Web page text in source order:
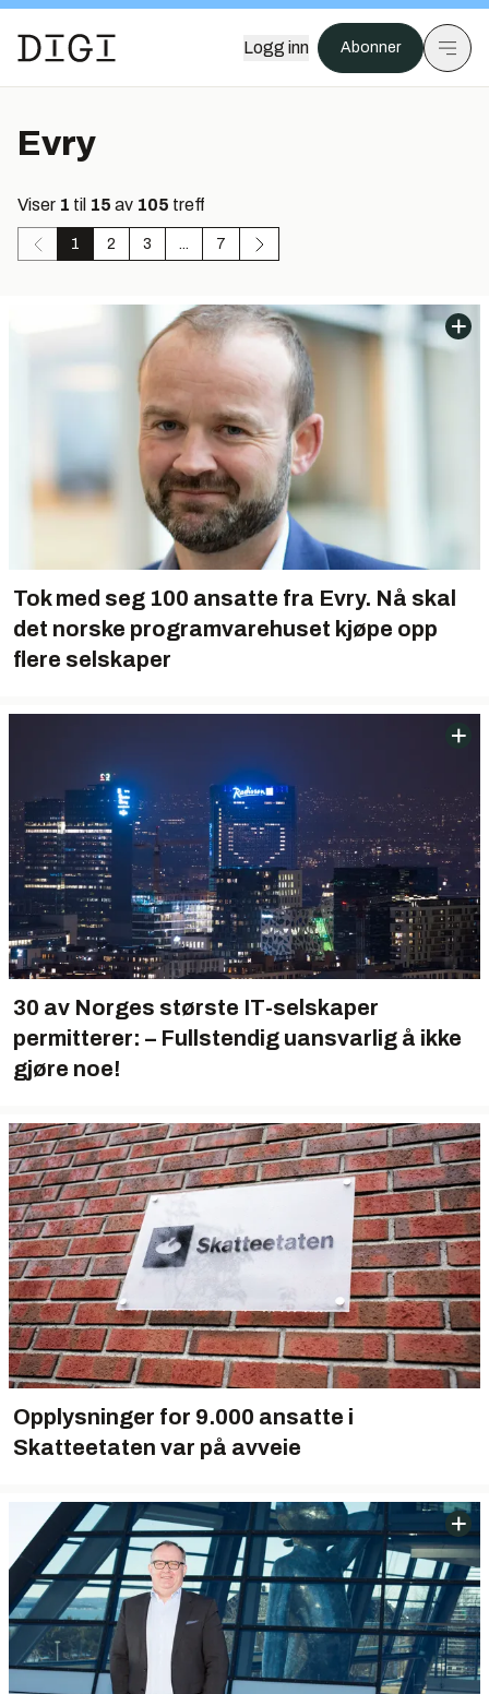
Logg inn Abonner
Evry
Viser 1 til 15 av 105 treff
1 2 3 ... 7
Tok med seg 100 ansatte fra Evry. Nå skal
det norske programvare­huset kjøpe opp
flere selskaper
30 av Norges største IT-selskaper
permitterer: – Fullstendig uansvarlig å ikke
gjøre noe!
Opplysninger for 9.000 ansatte i
Skatteetaten var på avveie